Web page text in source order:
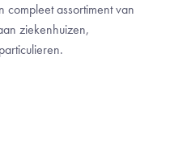
assortiment van
ziekenhuizen,